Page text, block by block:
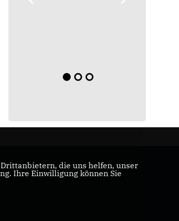
die uns helfen, unser
Ihre Einwilligung können Sie